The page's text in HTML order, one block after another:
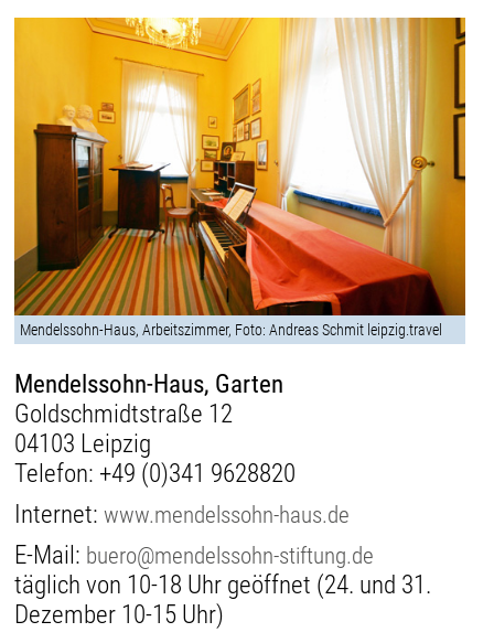
Mendelssohn-Haus, Arbeitszimmer, Foto: Andreas Schmit leipzig.travel
Mendelssohn-Haus, Garten
Goldschmidtstraße 12
04103 Leipzig
Telefon: +49 (0)341 9628820
Internet:www.mendelssohn-haus.de
E-Mail: buero@mendelssohn-stiftung.de
täglich von 10-18 Uhr geöffnet (24. und 31.
Dezember 10-15 Uhr)